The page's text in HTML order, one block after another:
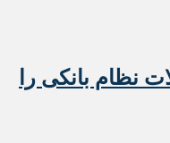
نظام بانکی را